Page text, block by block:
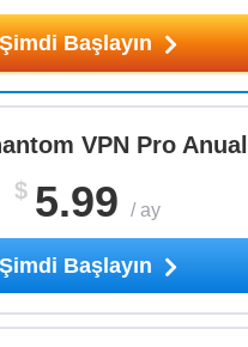
Başlayın
VPN Pro
$ 5.99 /ay
Şimdi Başlayın